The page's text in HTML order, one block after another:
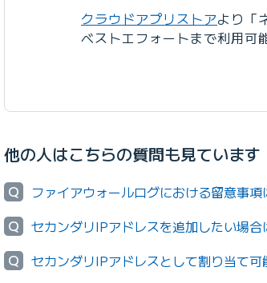
クラウドアプリストアより「
ベストエフォートまで利用可
他の人はこちらの質問も見ています
Q
ファイアウォールログにおける留意事項
Q
セカンダリIPアドレスを追加したい場合
Q
セカンダリIPアドレスとして割り当て可